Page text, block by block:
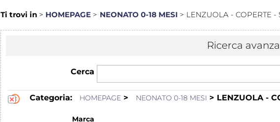
Ti trovi in HOMEPAGE NEONATO 0-18 MESI LENZUOLA - COPERTE -
Ricerca
Cerca
Categoria: HOMEPAGE > NEONATO 0-18 MESI > LENZUOLA -
Marca